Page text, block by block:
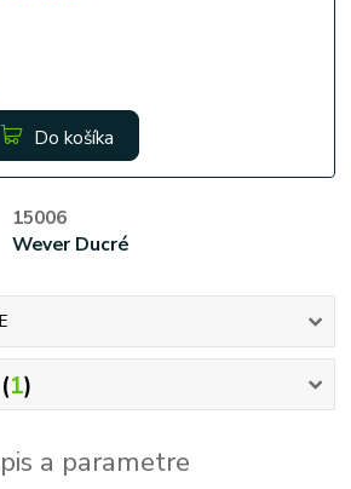
Do košíka
15006
Wever Ducré
1
a parametre